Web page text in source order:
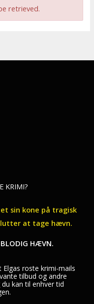
retrieved.
KRIMI?
sin kone på tragisk
at tage hævn.
HÆVN.
roste krimi-mails
tilbud og andre
kan til enhver tid